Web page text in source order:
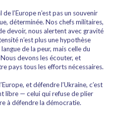
l’Europe n’est pas un souvenir
déterminée. Nos chefs militaires,
devoir, nous alertent avec gravité
n’est plus une hypothèse
de la peur, mais celle du
devons les écouter, et
pays tous les efforts nécessaires.
et défendre l’Ukraine, c’est
libre — celui qui refuse de plier
à défendre la démocratie.